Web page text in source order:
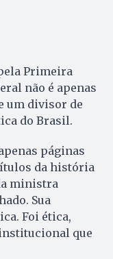
Primeira
não é apenas
um divisor de
do Brasil.
páginas
da história
ministra
Sua
Foi ética,
que